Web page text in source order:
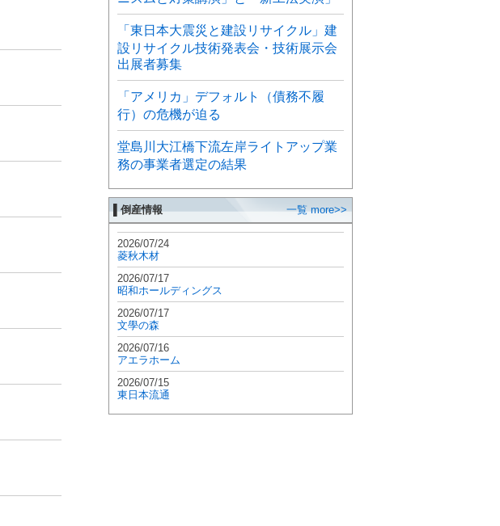
「東日本大震災と建設リサイクル」建
設リサイクル技術発表会・技術展示会
出展者募集
「アメリカ」デフォルト（債務不履
行）の危機が迫る
堂島川大江橋下流左岸ライトアップ業
務の事業者選定の結果
▌倒産情報 一覧 more>>
2026/07/24
菱秋木材
2026/07/17
昭和ホールディングス
2026/07/17
文學の森
2026/07/16
アエラホーム
2026/07/15
東日本流通